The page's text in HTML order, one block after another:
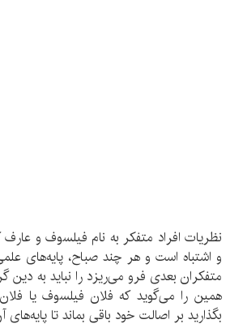
نظریات افراد متفکر به نام فیلسوف و
و اشتباه است و هر چند صباح، پایه‌های
متفکران بعدی فرو می‌ریزد را نباید به
همین را می‌گوید که فلان فیلسوف یا
بگذارید بر اصالت خود باقی بماند تا پایه‌های